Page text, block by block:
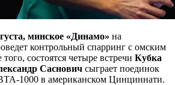
минское «Динамо» на
контрольный спарринг с омским
состоятся четыре встречи Кубка
Саснович сыграет поединок
1000 в американском Цинциннати.